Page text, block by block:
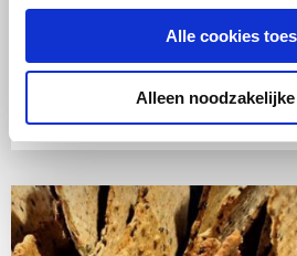
Alle cookies
Alleen
Vlees Oven Makkelijk
Pulled pork